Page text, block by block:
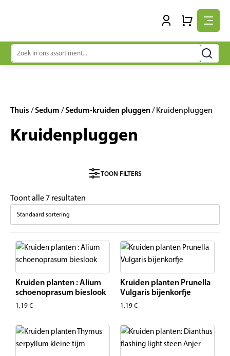
Zoeken
naar:
Thuis /Sedum /Sedum-kruiden pluggen/ Kruidenpluggen
Kruidenpluggen
TOON FILTERS
Toont alle 7 resultaten
Kruiden planten : Alium
schoenoprasum bieslook
1,19€
Kruiden planten Prunella
Vulgaris bijenkorfje
1,19€